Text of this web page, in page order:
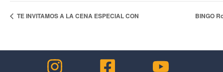
TE INVITAMOS A LA CENA ESPECIAL CON BINGO